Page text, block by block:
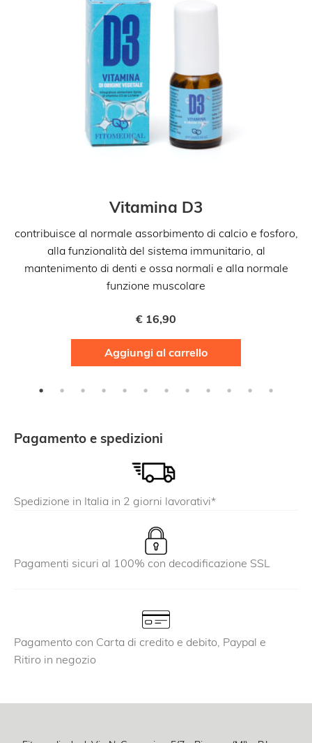
Vitamina D3
contribuisce al normale assorbimento di calcio e fosforo,
alla funzionalità del sistema immunitario, al
mantenimento di denti e ossa normali e alla normale
funzione muscolare
€ 16,90
Aggiungi al carrello
Pagamento e spedizioni
Spedizione in Italia in 2 giorni lavorativi*
Pagamenti sicuri al 100% con decodificazione SSL
Pagamento con Carta di credito e debito, Paypal e
Ritiro in negozio